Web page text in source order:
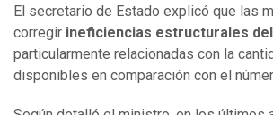
El secretario de Estado explicó que las
corregir ineficiencias estructurales
particularmente relacionadas con la
disponibles en comparación con el